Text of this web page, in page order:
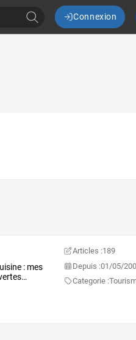
Connexion
:mes
…
Articles :189
Depuis :01/05/
Categorie :